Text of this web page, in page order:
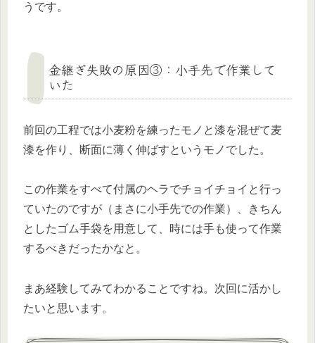
うです。
金継ぎ失敗の原因③：小手先で作業して
いた
前回の工程では小麦粉を練ったモノと漆を混ぜて麦
漆を作り、断面に薄く伸ばすというモノでした。
この作業をすべて付属のヘラでチョイチョイと行っ
ていたのですが（まさに小手先での作業）、きちん
としたゴム手袋を用意して、時には手も使って作業
するべきだったかなと。
まあ経験してみてわかることですね。次回に活かし
たいと思います。